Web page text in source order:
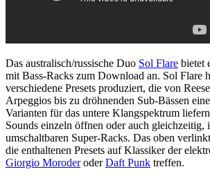
Das australisch/russische Duo Sol Flare bietet
mit Bass-Racks zum Download an. Sol Flare
verschiedene Presets produziert, die von
Arpeggios bis zu dröhnenden Sub-Bässen
Varianten für das untere Klangspektrum
Sounds einzeln öffnen oder auch gleichzeitig,
umschaltbaren Super-Racks. Das oben
die enthaltenen Presets auf Klassiker der
Giorgio MoroderoderDaft Punk treffen.